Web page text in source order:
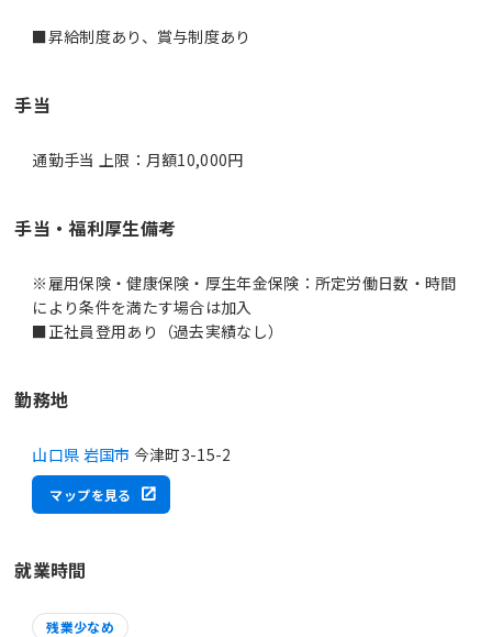
■昇給制度あり、賞与制度あり
手当
通勤手当 上限：月額10,000円
手当・福利厚生備考
※雇用保険・健康保険・厚生年金保険：所定労働日数・時間
により条件を満たす場合は加入
■正社員登用あり（過去実績なし）
勤務地
山口県 岩国市 今津町3-15-2
マップを見る
就業時間
残業少なめ